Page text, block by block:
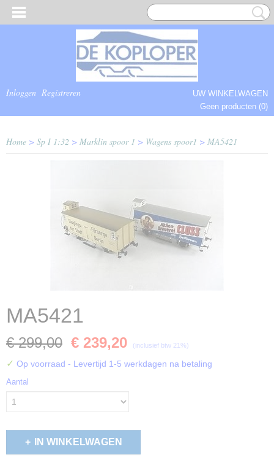
Inloggen Registreren
UW WINKELWAGEN
Geen producten (0)
Home > Sp I 1:32 > Marklin spoor 1 > Wagens spoor1 > MA5421
MA5421
€ 299,00 € 239,20 (inclusief btw 21%)
✓ Op voorraad - Levertijd 1-5 werkdagen na betaling
Aantal
IN WINKELWAGEN